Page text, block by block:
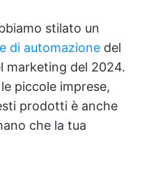
stilato un
di automazione del
marketing del 2024.
piccole imprese,
prodotti è anche
che la tua